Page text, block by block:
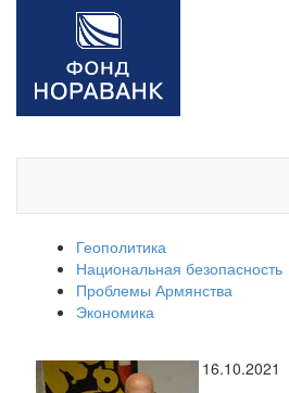
Геополитика
Национальная безопасность
Проблемы Армянства
Экономика
16.10.2021